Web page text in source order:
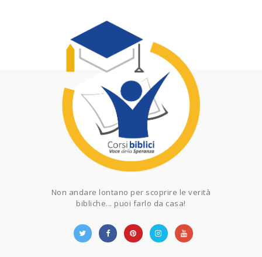
Non andare lontano per scoprire le verità
bibliche... puoi farlo da casa!